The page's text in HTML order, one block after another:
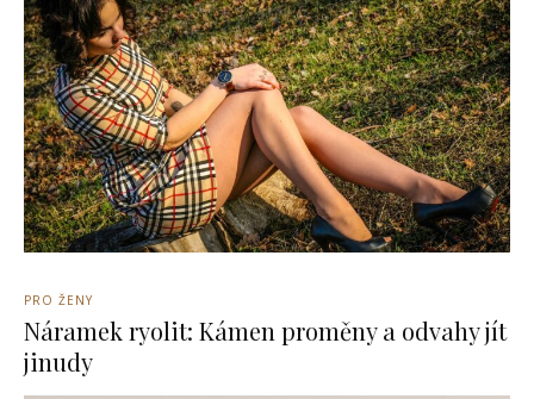
PRO ŽENY
Náramek ryolit: Kámen proměny a odvahy jít
jinudy